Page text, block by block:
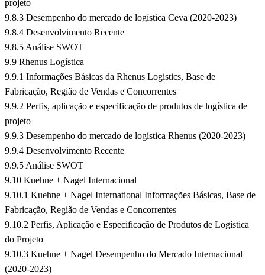
projeto
9.8.3 Desempenho do mercado de logística Ceva (2020-2023)
9.8.4 Desenvolvimento Recente
9.8.5 Análise SWOT
9.9 Rhenus Logística
9.9.1 Informações Básicas da Rhenus Logistics, Base de
Fabricação, Região de Vendas e Concorrentes
9.9.2 Perfis, aplicação e especificação de produtos de logística de
projeto
9.9.3 Desempenho do mercado de logística Rhenus (2020-2023)
9.9.4 Desenvolvimento Recente
9.9.5 Análise SWOT
9.10 Kuehne + Nagel Internacional
9.10.1 Kuehne + Nagel International Informações Básicas, Base de
Fabricação, Região de Vendas e Concorrentes
9.10.2 Perfis, Aplicação e Especificação de Produtos de Logística
do Projeto
9.10.3 Kuehne + Nagel Desempenho do Mercado Internacional
(2020-2023)